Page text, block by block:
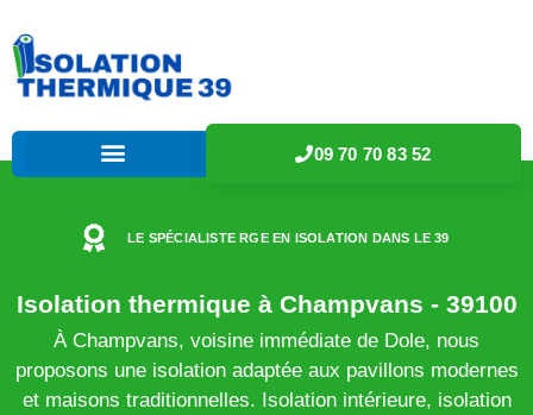
09 70 70 83 52
LE SPÉCIALISTE RGE EN ISOLATION DANS LE 39
Isolation thermique à Champvans - 39100
À Champvans, voisine immédiate de Dole, nous
proposons une isolation adaptée aux pavillons modernes
et maisons traditionnelles. Isolation intérieure, isolation